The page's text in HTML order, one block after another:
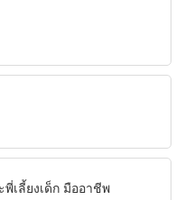
เลี้ยงเด็ก มืออาชีพ